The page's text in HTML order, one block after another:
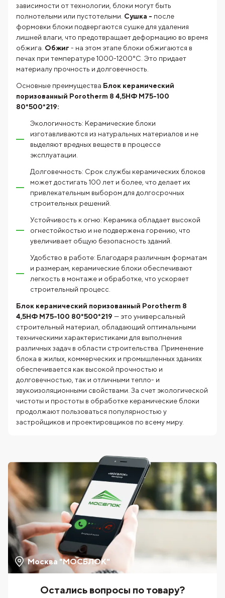
зависимости от технологии, блоки могут быть
полнотелыми или пустотелыми. Сушка - после
формовки блоки подвергаются сушке для удаления
лишней влаги, что предотвращает деформацию во время
обжига. Обжиг - на этом этапе блоки обжигаются в
печах при температуре 1000-1200°C. Это придает
материалу прочность и долговечность.
Основные преимущества Блок керамический
поризованный Porotherm 8 4,5НФ М75-100
80*500*219:
Экологичность: Керамические блоки
изготавливаются из натуральных материалов и не
выделяют вредных веществ в процессе
эксплуатации.
Долговечность: Срок службы керамических блоков
может достигать 100 лет и более, что делает их
привлекательным выбором для долгосрочных
строительных решений.
Устойчивость к огню: Керамика обладает высокой
огнестойкостью и не подвержена горению, что
увеличивает общую безопасность зданий.
Удобство в работе: Благодаря различным форматам
и размерам, керамические блоки обеспечивают
легкость в монтаже и обработке, что ускоряет
строительный процесс.
Блок керамический поризованный Porotherm 8
4,5НФ М75-100 80*500*219 — это универсальный
строительный материал, обладающий оптимальными
техническими характеристиками для выполнения
различных задач в области строительства. Применение
блока в жилых, коммерческих и промышленных зданиях
обеспечивается как высокой прочностью и
долговечностью, так и отличными тепло- и
звукоизоляционными свойствами. За счет экологической
чистоты и простоты в обработке керамические блоки
продолжают пользоваться популярностью у
застройщиков и проектировщиков по всему миру.
Москва "МОСБЛОК"
Остались вопросы по товару?